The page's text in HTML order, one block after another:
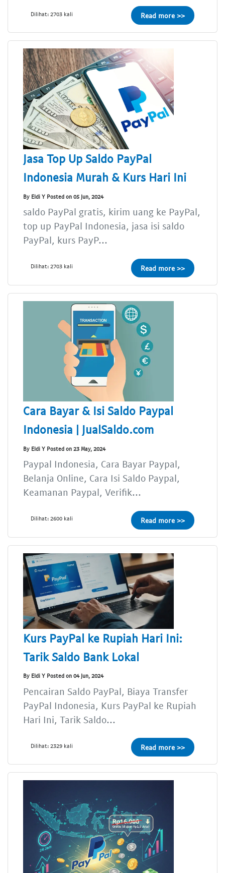
Dilihat: 2703 kali Read more >>
Jasa Top Up Saldo PayPal
Indonesia Murah & Kurs Hari Ini
By Eldi Y Posted on 05 Jun, 2024
saldo PayPal gratis, kirim uang ke PayPal,
top up PayPal Indonesia, jasa isi saldo
PayPal, kurs PayP...
Dilihat: 2703 kali Read more >>
Cara Bayar & Isi Saldo Paypal
Indonesia | JualSaldo.com
By Eldi Y Posted on 23 May, 2024
Paypal Indonesia, Cara Bayar Paypal,
Belanja Online, Cara Isi Saldo Paypal,
Keamanan Paypal, Verifik...
Dilihat: 2600 kali Read more >>
Kurs PayPal ke Rupiah Hari Ini:
Tarik Saldo Bank Lokal
By Eldi Y Posted on 04 Jun, 2024
Pencairan Saldo PayPal, Biaya Transfer
PayPal Indonesia, Kurs PayPal ke Rupiah
Hari Ini, Tarik Saldo...
Dilihat: 2329 kali Read more >>